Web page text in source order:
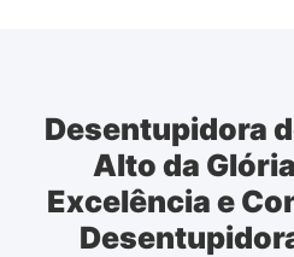
Desentupidora
Alto da
Excelência e